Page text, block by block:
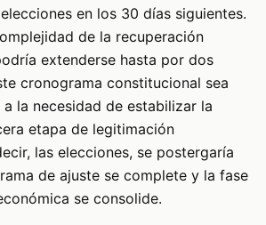
en los 30 días siguientes.
de la recuperación
extenderse hasta por dos
cronograma constitucional sea
la necesidad de estabilizar la
etapa de legitimación
las elecciones, se postergaría
de ajuste se complete y la fase
se consolide.